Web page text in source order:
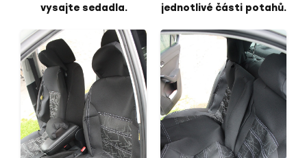
vysajte sedadla.
jednotlivé části potahů.